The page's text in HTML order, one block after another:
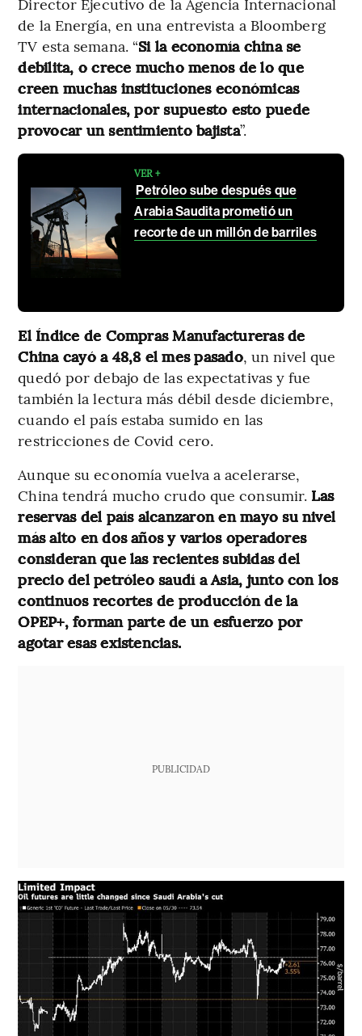
de la Energía, en una entrevista a Bloomberg
TV esta semana. “Si la economía china se
debilita, o crece mucho menos de lo que
creen muchas instituciones económicas
internacionales, por supuesto esto puede
provocar un sentimiento bajista”.
VER +
Petróleo sube después que
Arabia Saudita prometió un
recorte de un millón de barriles
El Índice de Compras Manufactureras de
China cayó a 48,8 el mes pasado, un nivel que
quedó por debajo de las expectativas y fue
también la lectura más débil desde diciembre,
cuando el país estaba sumido en las
restricciones de Covid cero.
Aunque su economía vuelva a acelerarse,
China tendrá mucho crudo que consumir. Las
reservas del país alcanzaron en mayo su nivel
más alto en dos años y varios operadores
consideran que las recientes subidas del
precio del petróleo saudí a Asia, junto con los
continuos recortes de producción de la
OPEP+, forman parte de un esfuerzo por
agotar esas existencias.
PUBLICIDAD